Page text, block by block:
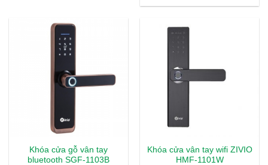
Khóa cửa gỗ vân tay
bluetooth SGF-1103B
Khóa cửa vân tay wifi ZIVIO
HMF-1101W